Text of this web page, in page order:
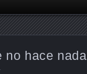
no hace nada
.